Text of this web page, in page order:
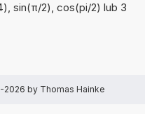
sin(π/2), cos(pi/2) lub 3
by Thomas Hainke